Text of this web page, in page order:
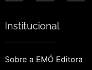
Institucional
Sobre a EMÓ Editora